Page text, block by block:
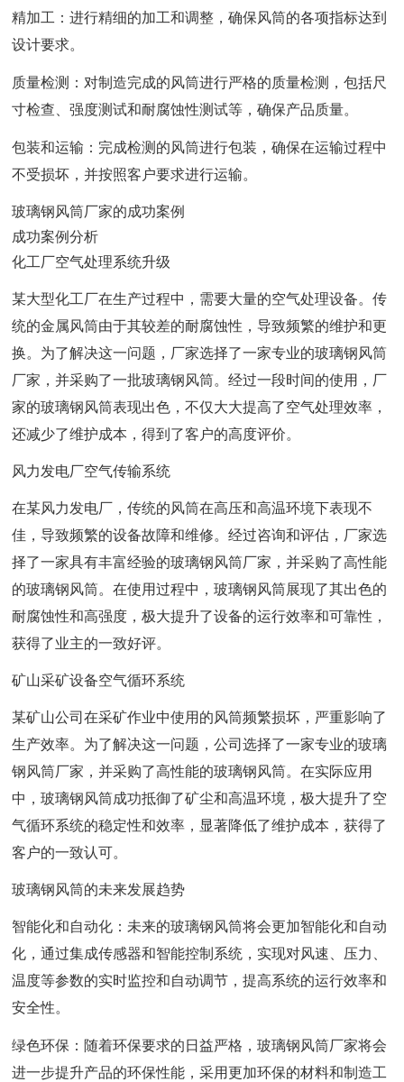
精加工：进行精细的加工和调整，确保风筒的各项指标达到
设计要求。
质量检测：对制造完成的风筒进行严格的质量检测，包括尺
寸检查、强度测试和耐腐蚀性测试等，确保产品质量。
包装和运输：完成检测的风筒进行包装，确保在运输过程中
不受损坏，并按照客户要求进行运输。
玻璃钢风筒厂家的成功案例
成功案例分析
化工厂空气处理系统升级
某大型化工厂在生产过程中，需要大量的空气处理设备。传
统的金属风筒由于其较差的耐腐蚀性，导致频繁的维护和更
换。为了解决这一问题，厂家选择了一家专业的玻璃钢风筒
厂家，并采购了一批玻璃钢风筒。经过一段时间的使用，厂
家的玻璃钢风筒表现出色，不仅大大提高了空气处理效率，
还减少了维护成本，得到了客户的高度评价。
风力发电厂空气传输系统
在某风力发电厂，传统的风筒在高压和高温环境下表现不
佳，导致频繁的设备故障和维修。经过咨询和评估，厂家选
择了一家具有丰富经验的玻璃钢风筒厂家，并采购了高性能
的玻璃钢风筒。在使用过程中，玻璃钢风筒展现了其出色的
耐腐蚀性和高强度，极大提升了设备的运行效率和可靠性，
获得了业主的一致好评。
矿山采矿设备空气循环系统
某矿山公司在采矿作业中使用的风筒频繁损坏，严重影响了
生产效率。为了解决这一问题，公司选择了一家专业的玻璃
钢风筒厂家，并采购了高性能的玻璃钢风筒。在实际应用
中，玻璃钢风筒成功抵御了矿尘和高温环境，极大提升了空
气循环系统的稳定性和效率，显著降低了维护成本，获得了
客户的一致认可。
玻璃钢风筒的未来发展趋势
智能化和自动化：未来的玻璃钢风筒将会更加智能化和自动
化，通过集成传感器和智能控制系统，实现对风速、压力、
温度等参数的实时监控和自动调节，提高系统的运行效率和
安全性。
绿色环保：随着环保要求的日益严格，玻璃钢风筒厂家将会
进一步提升产品的环保性能，采用更加环保的材料和制造工